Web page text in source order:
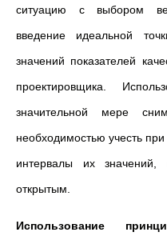
ситуацию с выбором
введение идеальной
значений показателей
проектировщика.
значительной мере
необходимостью учесть
интервалы их
открытым.
Использование